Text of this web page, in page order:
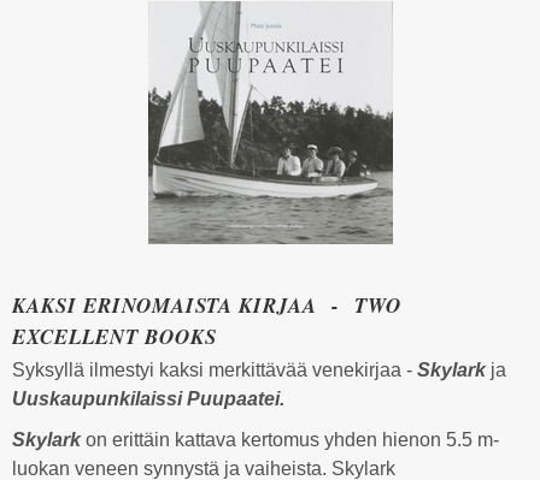
KAKSI ERINOMAISTA KIRJAA - TWO
EXCELLENT BOOKS
Syksyllä ilmestyi kaksi merkittävää venekirjaa - Skylarkja
Uuskaupunkilaissi Puupaatei.
Skylarkon erittäin kattava kertomus yhden hienon 5.5 m-
luokan veneen synnystä ja vaiheista. Skylark